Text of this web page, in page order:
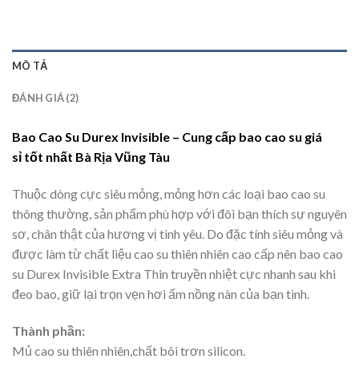
MÔ TẢ
ĐÁNH GIÁ (2)
Bao Cao Su Durex Invisible – Cung cấp bao cao su giá
sỉ tốt nhất Bà Rịa Vũng Tàu
Thuộc dòng cực siêu mỏng, mỏng hơn các loại bao cao su
thông thường, sản phẩm phù hợp với đôi bạn thích sự nguyên
sơ, chân thật của hương vị tình yêu. Do đặc tính siêu mỏng và
được làm từ chất liệu cao su thiên nhiên cao cấp nên bao cao
su Durex Invisible Extra Thin truyền nhiệt cực nhanh sau khi
đeo bao, giữ lại trọn vẹn hơi ấm nồng nàn của bạn tình.
Thành phần:
Mủ cao su thiên nhiên,chất bôi trơn silicon.